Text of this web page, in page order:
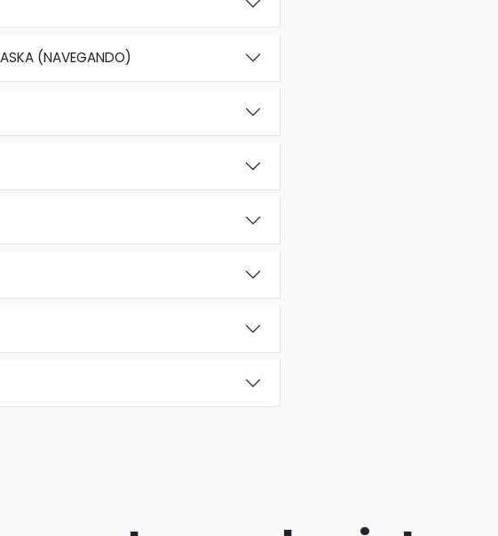
(NAVEGANDO)